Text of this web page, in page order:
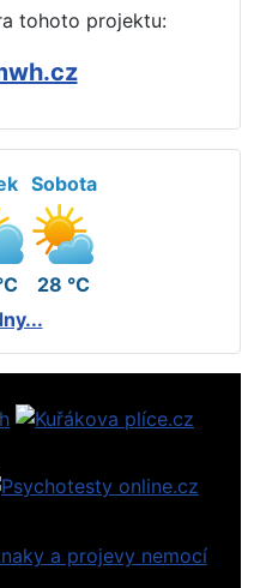
tohoto projektu:
Sobota
28 °C